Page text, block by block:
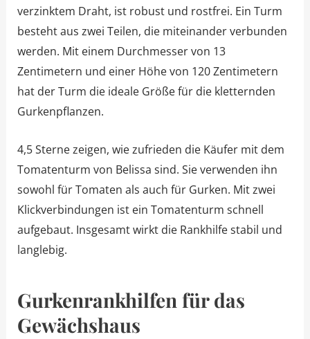
verzinktem Draht, ist robust und rostfrei. Ein Turm
besteht aus zwei Teilen, die miteinander verbunden
werden. Mit einem Durchmesser von 13
Zentimetern und einer Höhe von 120 Zentimetern
hat der Turm die ideale Größe für die kletternden
Gurkenpflanzen.
4,5 Sterne zeigen, wie zufrieden die Käufer mit dem
Tomatenturm von Belissa sind. Sie verwenden ihn
sowohl für Tomaten als auch für Gurken. Mit zwei
Klickverbindungen ist ein Tomatenturm schnell
aufgebaut. Insgesamt wirkt die Rankhilfe stabil und
langlebig.
Gurkenrankhilfen für das
Gewächshaus